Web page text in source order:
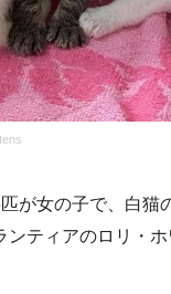
匹が女の子で、白猫
ンティアのロリ・